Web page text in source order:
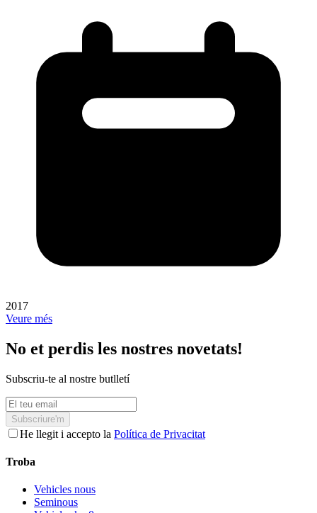
2017
Veure més
No et perdis les nostres novetats!
Subscriu-te al nostre butlletí
Subscriure'm
He llegit i accepto la Política de Privacitat
Troba
Vehicles nous
Seminous